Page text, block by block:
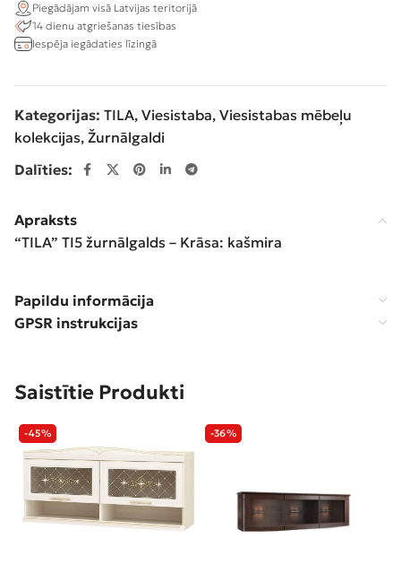
Piegādājam visā Latvijas teritorijā
14 dienu atgriešanas tiesības
Iespēja iegādaties līzingā
Kategorijas: TILA, Viesistaba, Viesistabas mēbeļu
kolekcijas, Žurnālgaldi
Dalīties:
Apraksts
“TILA” TI5 žurnālgalds – Krāsa: kašmira
Papildu informācija
GPSR instrukcijas
Saistītie Produkti
-45% -36%